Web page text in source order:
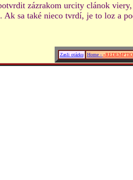
zázrakom urcity clánok
sa také nieco tvrdí, je to loz a
Zasli otázku Home -